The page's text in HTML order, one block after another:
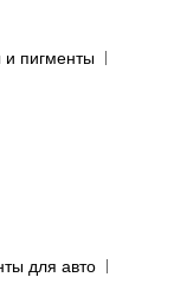
и пигменты
для авто